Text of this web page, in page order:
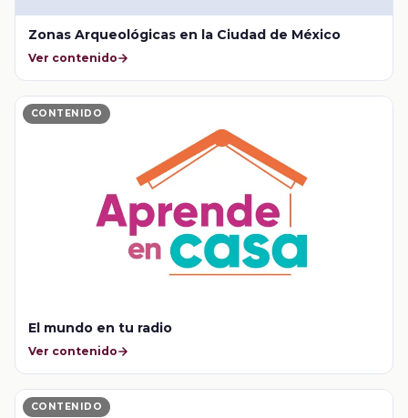
Zonas Arqueológicas en la Ciudad de México
Ver contenido
CONTENIDO
El mundo en tu radio
Ver contenido
CONTENIDO